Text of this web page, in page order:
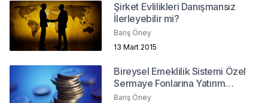
Şirket Evlilikleri Danışmansız
İlerleyebilir mi?
Barış Öney
13 Mart 2015
Bireysel Emeklilik Sistemi Özel
Sermaye Fonlarına Yatırım
Yapabilmeli
Barış Öney